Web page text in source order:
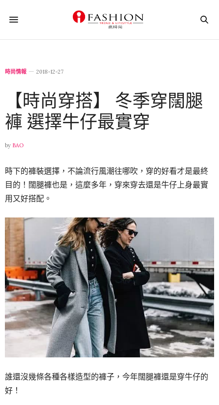
時尚情報 2018-12-27
【時尚穿搭】 冬季穿闊腿
褲 選擇牛仔最實穿
by BAO
時下的褲裝選擇，不論流行風潮往哪吹，穿的好看才是最終
目的！闊腿褲也是，這麼多年，穿來穿去還是牛仔上身最實
用又好搭配。
誰還沒幾條各種各樣造型的褲子，今年闊腿褲還是穿牛仔的
好！